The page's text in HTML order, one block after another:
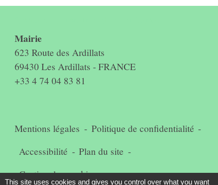
Mairie
623 Route des Ardillats
69430 Les Ardillats - FRANCE
+33 4 74 04 83 81
Mentions légales - Politique de confidentialité -
Accessibilité - Plan du site -
Gestion des cookies
This site uses cookies and gives you control over what you want